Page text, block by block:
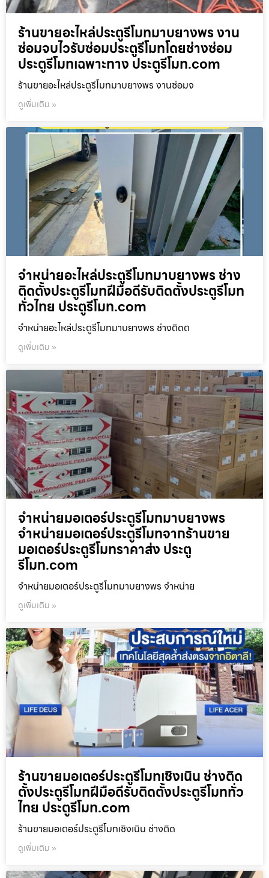
ร้านขายอะไหล่ประตูรีโมทมาบยางพร งาน
ซ่อมจบไวรับซ่อมประตูรีโมทโดยช่างซ่อม
ประตูรีโมทเฉพาะทาง ประตูรีโมท.com
ร้านขายอะไหล่ประตูรีโมทมาบยางพร งานซ่อมจ
ดูเพิ่มเติม »
จำหน่ายอะไหล่ประตูรีโมทมาบยางพร ช่าง
ติดตั้งประตูรีโมทฝีมือดีรับติดตั้งประตูรีโมท
ทั่วไทย ประตูรีโมท.com
จำหน่ายอะไหล่ประตูรีโมทมาบยางพร ช่างติดต
ดูเพิ่มเติม »
จำหน่ายมอเตอร์ประตูรีโมทมาบยางพร
จำหน่ายมอเตอร์ประตูรีโมทจากร้านขาย
มอเตอร์ประตูรีโมทราคาส่ง ประตู
รีโมท.com
จำหน่ายมอเตอร์ประตูรีโมทมาบยางพร จำหน่าย
ดูเพิ่มเติม »
ร้านขายมอเตอร์ประตูรีโมทเชิงเนิน ช่างติด
ตั้งประตูรีโมทฝีมือดีรับติดตั้งประตูรีโมททั่ว
ไทย ประตูรีโมท.com
ร้านขายมอเตอร์ประตูรีโมทเชิงเนิน ช่างติด
ดูเพิ่มเติม »